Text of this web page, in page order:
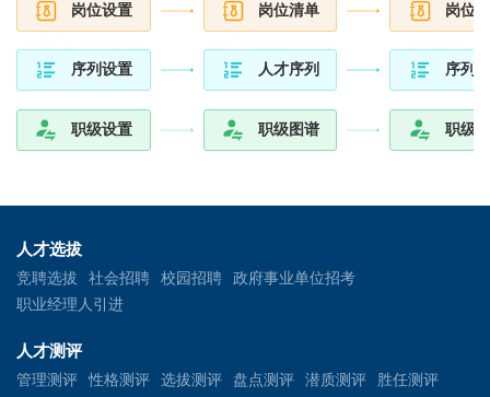
岗位设置
序列设置
职级设置
岗位清单
人才序列
职级图谱
岗位
序列
职级
人才选拔
竞聘选拔 社会招聘 校园招聘
政府事业单位招考
职业经理人引进
人才测评
管理测评 性格测评 选拔测评 盘点测评 潜质测评
胜任测评